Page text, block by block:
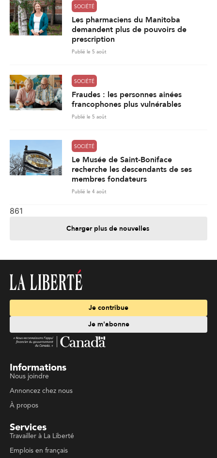
SOCIÉTÉ
Les pharmaciens du Manitoba
demandent plus de pouvoirs de
prescription
Publié le 5 août
SOCIÉTÉ
Fraudes : les personnes ainées
francophones plus vulnérables
Publié le 5 août
SOCIÉTÉ
Le Musée de Saint-Boniface
recherche les descendants de ses
membres fondateurs
Publié le 4 août
861
Charger plus de nouvelles
Je contribue
Je m'abonne
Informations
Nous joindre
Annoncez chez nous
À propos
Services
Travailler à La Liberté
Emplois en français